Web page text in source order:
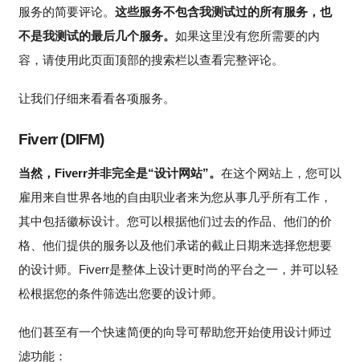
服务的简要评论。 这些服务不包含我测试过的所有服务，也
不是我测试的最后几个服务。 如果这里没有您所需要的内
容，请使用此页面顶部的搜索栏以查看完整评论。
让我们仔细来看看各项服务。
Fiverr (DIFM)
当然，Fiverr并非完全是“设计网站”。 在这个网站上，您可以
雇用来自世界各地的自由职业者来为您从事几乎所有工作，
其中包括徽标设计。您可以根据他们过去的作品、他们的价
格、他们提供的服务以及他们承诺的截止日期来选择您想要
的设计师。Fiverr是整体上设计更时尚的平台之一，并可以轻
松根据您的条件筛选出您要的设计师。
他们甚至有一个快速简便的向导可帮助您开始使用设计师过
滤功能：